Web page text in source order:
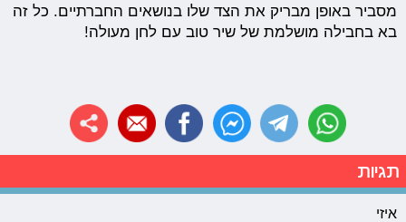
מסביר באופן מבריק את הצד שלו בנושאים החברתיים. כל זה
בא בחבילה מושלמת של שיר טוב עם לחן מעולה!
תגיות
איזי